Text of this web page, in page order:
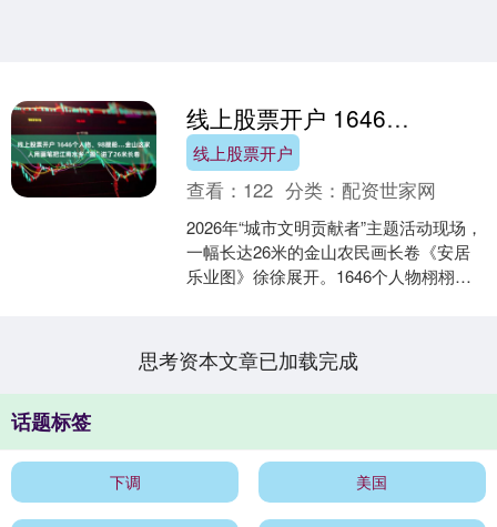
线上股票开户 1646个人物、98艘船…金山这家人用画笔把江南水乡“搬”进了26米长卷
线上股票开户
查看： 122 分类：配资世家网
2026年“城市文明贡献者”主题活动现场，
一幅长达26米的金山农民画长卷《安居
乐业图》徐徐展开。1646个人物栩栩如
思考资本文章已加载完成
话题标签
下调 美国